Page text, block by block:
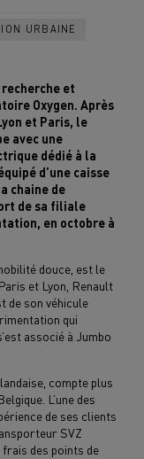
URBAINE
et
Oxygen. Après
et Paris, le
avec une
dédié à la
d’une caisse
chaine de
de sa filiale
en octobre à
douce, est le
et Lyon, Renault
de son véhicule
qui
associé à Jumbo
compte plus
L’une des
de ses clients
SVZ
des points de